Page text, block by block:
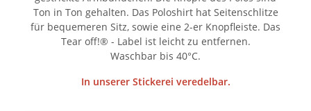
Ton in Ton gehalten. Das Poloshirt hat Seitenschlitze
für bequemeren Sitz, sowie eine 2-er Knopfleiste. Das
Tear off!® - Label ist leicht zu entfernen.
Waschbar bis 40°C.
In unserer Stickerei veredelbar.